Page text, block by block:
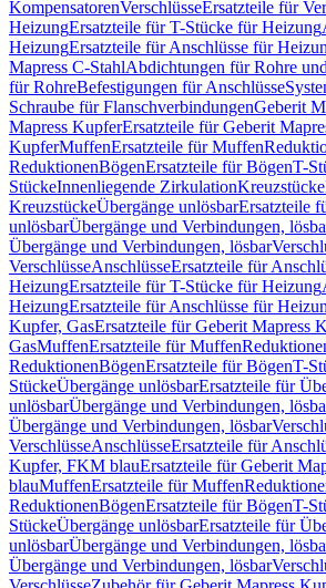
KompensatorenVerschlüsseErsatzteile für
HeizungErsatzteile für T-Stücke für Heizung
HeizungErsatzteile für Anschlüsse für
Mapress C-StahlAbdichtungen für Rohre
für RohreBefestigungen für Anschlüsse
Schraube für FlanschverbindungenGeberit
Mapress KupferErsatzteile für Geberit
KupferMuffenErsatzteile für Muffen
ReduktionenBögenErsatzteile für BögenT-
StückeInnenliegende ZirkulationKreuzstücke
KreuzstückeÜbergänge unlösbarErsatzteile
unlösbarÜbergänge und Verbindungen,
Übergänge und Verbindungen, lösbar
VerschlüsseAnschlüsseErsatzteile für
HeizungErsatzteile für T-Stücke für Heizung
HeizungErsatzteile für Anschlüsse für
Kupfer, GasErsatzteile für Geberit Mapress
GasMuffenErsatzteile für Muffen
ReduktionenBögenErsatzteile für BögenT-
StückeÜbergänge unlösbarErsatzteile für
unlösbarÜbergänge und Verbindungen,
Übergänge und Verbindungen, lösbar
VerschlüsseAnschlüsseErsatzteile für
Kupfer, FKM blauErsatzteile für Geberit
blauMuffenErsatzteile für Muffen
ReduktionenBögenErsatzteile für BögenT-
StückeÜbergänge unlösbarErsatzteile für
unlösbarÜbergänge und Verbindungen,
Übergänge und Verbindungen, lösbar